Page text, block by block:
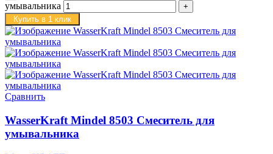
умывальника
Купить в 1 клик
Сравнить
WasserKraft Mindel 8503 Смеситель для
умывальника